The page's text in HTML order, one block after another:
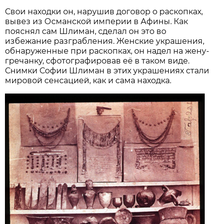
Свои находки он, нарушив договор о раскопках,
вывез из Османской империи в Афины. Как
пояснял сам Шлиман, сделал он это во
избежание разграбления. Женские украшения,
обнаруженные при раскопках, он надел на жену-
гречанку, сфотографировав её в таком виде.
Снимки Софии Шлиман в этих украшениях стали
мировой сенсацией, как и сама находка.